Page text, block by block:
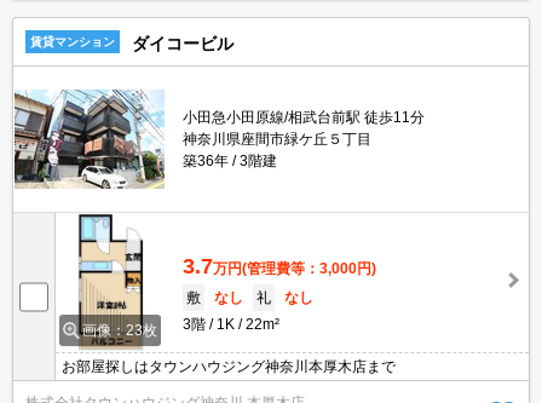
賃貸マンション ダイコービル
小田急小田原線/相武台前駅 徒歩11分
神奈川県座間市緑ケ丘５丁目
築36年
3階建
画像：23枚
3.7万円(管理費等：3,000円)
敷
なし 礼
なし
3階
1K 22m²
お部屋探しはタウンハウジング神奈川本厚木店まで